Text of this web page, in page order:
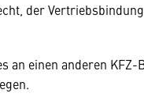
der
an einen anderen KFZ-